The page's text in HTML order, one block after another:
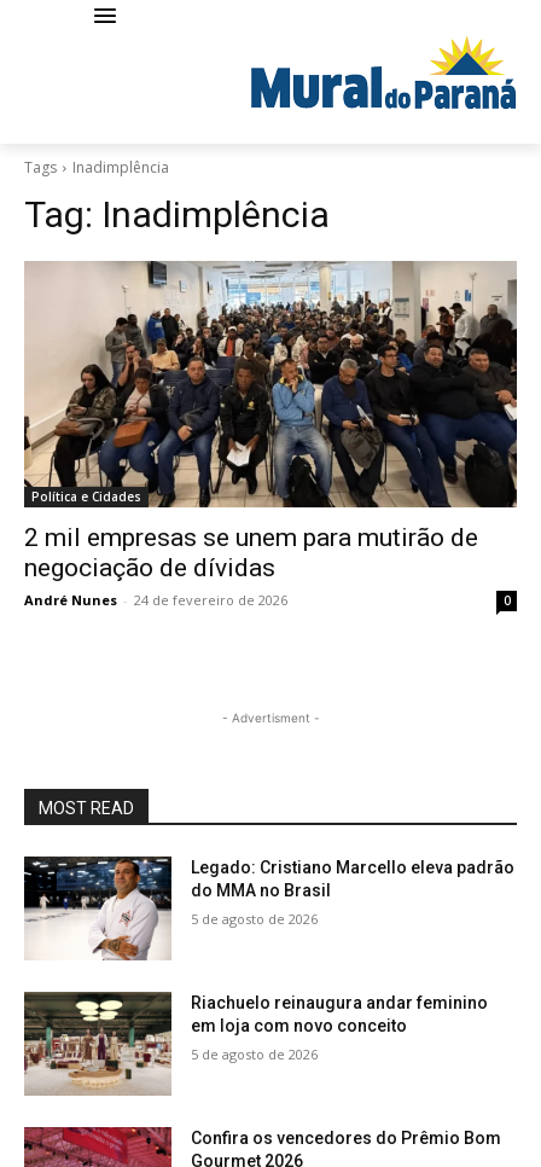
Tags Inadimplência
Tag: Inadimplência
Política e Cidades
2 mil empresas se unem para mutirão de
negociação de dívidas
André Nunes - 24 de fevereiro de 2026 0
- Advertisment -
MOST READ
Legado: Cristiano Marcello eleva padrão
do MMA no Brasil
5 de agosto de 2026
Riachuelo reinaugura andar feminino
em loja com novo conceito
5 de agosto de 2026
Confira os vencedores do Prêmio Bom
Gourmet 2026